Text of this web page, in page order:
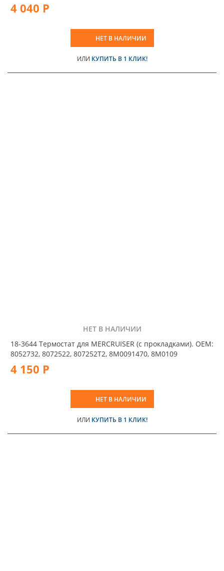
4 040 Р
НЕТ В НАЛИЧИИ
ИЛИ КУПИТЬ В 1 КЛИК!
НЕТ В НАЛИЧИИ
18-3644 Термостат для MERCRUISER (с прокладками). OEM:
8052732, 8072522, 807252T2, 8M0091470, 8M0109
4 150 Р
НЕТ В НАЛИЧИИ
ИЛИ КУПИТЬ В 1 КЛИК!